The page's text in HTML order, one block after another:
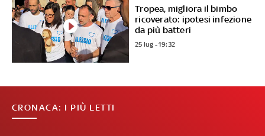
Tropea, migliora il bimbo
ricoverato: ipotesi infezione
da più batteri
25 lug - 19:32
CRONACA: I PIÙ LETTI